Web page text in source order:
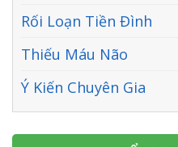
Rối Loạn Tiền Đình
Thiếu Máu Não
Ý Kiến Chuyên Gia